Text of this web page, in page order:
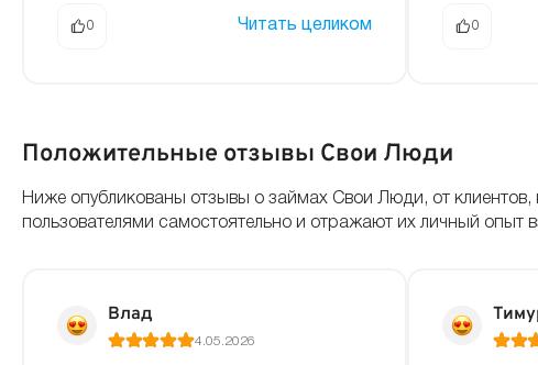
0 Читать целиком 0
Положительные отзывы Свои Люди
Ниже опубликованы отзывы о займах Свои Люди, от
пользователями самостоятельно и отражают их личный опыт
Влад
4.05.2026